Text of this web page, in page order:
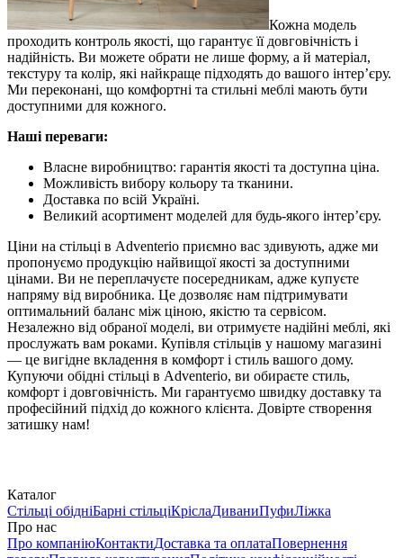
Кожна модель
проходить контроль якості, що гарантує її довговічність і
надійність. Ви можете обрати не лише форму, а й матеріал,
текстуру та колір, які найкраще підходять до вашого інтер’єру.
Ми переконані, що комфортні та стильні меблі мають бути
доступними для кожного.
Наші переваги:
Власне виробництво: гарантія якості та доступна ціна.
Можливість вибору кольору та тканини.
Доставка по всій Україні.
Великий асортимент моделей для будь-якого інтер’єру.
Ціни на стільці в Adventerio приємно вас здивують, адже ми
пропонуємо продукцію найвищої якості за доступними
цінами. Ви не переплачуєте посередникам, адже купуєте
напряму від виробника. Це дозволяє нам підтримувати
оптимальний баланс між ціною, якістю та сервісом.
Незалежно від обраної моделі, ви отримуєте надійні меблі, які
прослужать вам роками. Купівля стільців у нашому магазині
— це вигідне вкладення в комфорт і стиль вашого дому.
Купуючи обідні стільці в Adventerio, ви обираєте стиль,
комфорт і довговічність. Ми гарантуємо швидку доставку та
професійний підхід до кожного клієнта. Довірте створення
затишку нам!
Каталог
Стільці обідніБарні стільціКріслаДиваниПуфиЛіжка
Про нас
Про компаніюКонтактиДоставка та оплатаПовернення